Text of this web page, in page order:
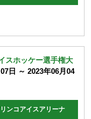
スホッケー選手権大
日 ～ 2023年06月04
ンコアイスアリーナ